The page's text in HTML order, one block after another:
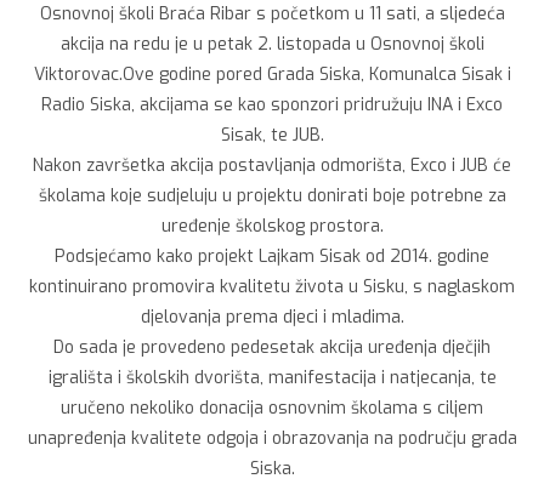
Osnovnoj školi Braća Ribar s početkom u 11 sati, a sljedeća
akcija na redu je u petak 2. listopada u Osnovnoj školi
Viktorovac.Ove godine pored Grada Siska, Komunalca Sisak i
Radio Siska, akcijama se kao sponzori pridružuju INA i Exco
Sisak, te JUB.
Nakon završetka akcija postavljanja odmorišta, Exco i JUB će
školama koje sudjeluju u projektu donirati boje potrebne za
uređenje školskog prostora.
Podsjećamo kako projekt Lajkam Sisak od 2014. godine
kontinuirano promovira kvalitetu života u Sisku, s naglaskom
djelovanja prema djeci i mladima.
Do sada je provedeno pedesetak akcija uređenja dječjih
igrališta i školskih dvorišta, manifestacija i natjecanja, te
uručeno nekoliko donacija osnovnim školama s ciljem
unapređenja kvalitete odgoja i obrazovanja na području grada
Siska.